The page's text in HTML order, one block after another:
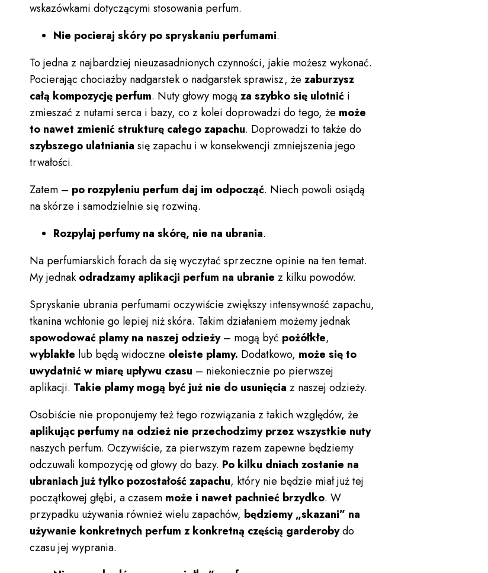
wskazówkami dotyczącymi stosowania perfum.
Nie pocieraj skóry po spryskaniu perfumami.
To jedna z najbardziej nieuzasadnionych czynności, jakie możesz wykonać.
Pocierając chociażby nadgarstek o nadgarstek sprawisz, że zaburzysz
całą kompozycję perfum. Nuty głowy mogą za szybko się ulotnić i
zmieszać z nutami serca i bazy, co z kolei doprowadzi do tego, że może
to nawet zmienić strukturę całego zapachu. Doprowadzi to także do
szybszego ulatniania się zapachu i w konsekwencji zmniejszenia jego
trwałości.
Zatem – po rozpyleniu perfum daj im odpocząć. Niech powoli osiądą
na skórze i samodzielnie się rozwiną.
Rozpylaj perfumy na skórę, nie na ubrania.
Na perfumiarskich forach da się wyczytać sprzeczne opinie na ten temat.
My jednak odradzamy aplikacji perfum na ubranie z kilku powodów.
Spryskanie ubrania perfumami oczywiście zwiększy intensywność zapachu,
tkanina wchłonie go lepiej niż skóra. Takim działaniem możemy jednak
spowodować plamy na naszej odzieży– mogą być pożółkłe,
wyblakłe lub będą widoczne oleiste plamy. Dodatkowo, może się to
uwydatnić w miarę upływu czasu – niekoniecznie po pierwszej
aplikacji. Takie plamy mogą być już nie do usunięcia z naszej odzieży.
Osobiście nie proponujemy też tego rozwiązania z takich względów, że
aplikując perfumy na odzież nie przechodzimy przez wszystkie nuty
naszych perfum. Oczywiście, za pierwszym razem zapewne będziemy
odczuwali kompozycję od głowy do bazy. Po kilku dniach zostanie na
ubraniach już tylko pozostałość zapachu, który nie będzie miał już tej
początkowej głębi, a czasem może i nawet pachnieć brzydko. W
przypadku używania również wielu zapachów, będziemy „skazani” na
używanie konkretnych perfum z konkretną częścią garderobydo
czasu jej wyprania.